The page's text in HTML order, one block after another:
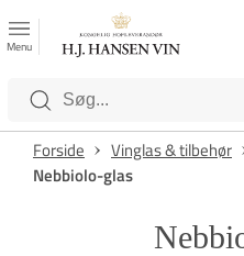
Kategorier
Menu
Forside Vinglas & tilbehør
Nebbiolo-glas